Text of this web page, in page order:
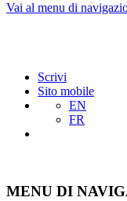
Vai al menu di
Scrivi
Sito mobile
EN
FR
MENU DI